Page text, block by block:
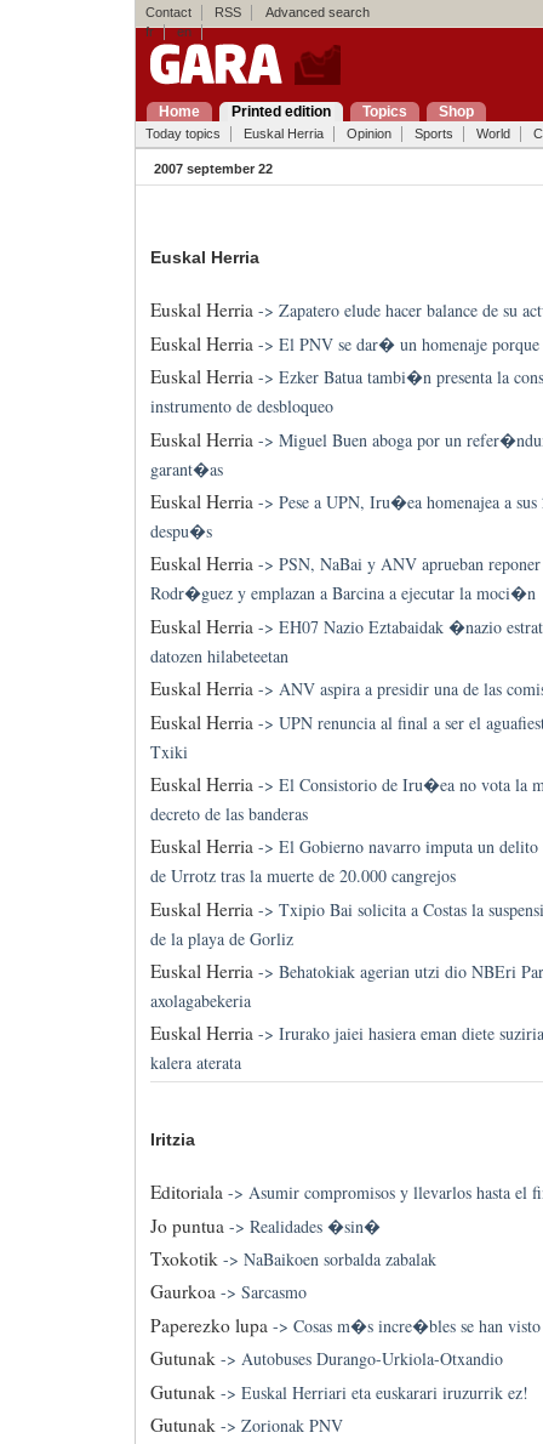
Contact RSS
Advanced search
fr
en
Home Printed edition Topics Shop
Today topics Euskal Herria Opinion Sports World
2007 september 22
Euskal Herria
Euskal Herria-> Zapatero elude hacer balance de su
Euskal Herria -> El PNV se dar� un homenaje
Euskal Herria-> Ezker Batua tambi�n presenta la
instrumento de desbloqueo
Euskal Herria -> Miguel Buen aboga por un
garant�as
Euskal Herria-> Pese a UPN, Iru�ea homenajea a
despu�s
Euskal Herria-> PSN, NaBai y ANV aprueban
Rodr�guez y emplazan a Barcina a ejecutar la moci�n
Euskal Herria -> EH07 Nazio Eztabaidak �nazio
datozen hilabeteetan
Euskal Herria-> ANV aspira a presidir una de las
Euskal Herria -> UPN renuncia al final a ser el
Txiki
Euskal Herria-> El Consistorio de Iru�ea no vota la
decreto de las banderas
Euskal Herria-> El Gobierno navarro imputa un
de Urrotz tras la muerte de 20.000 cangrejos
Euskal Herria -> Txipio Bai solicita a Costas la
de la playa de Gorliz
Euskal Herria-> Behatokiak agerian utzi dio NBEri
axolagabekeria
Euskal Herria-> Irurako jaiei hasiera eman diete
kalera aterata
Iritzia
Editoriala-> Asumir compromisos y llevarlos hasta el
Jo puntua -> Realidades �sin�
Txokotik-> NaBaikoen sorbalda zabalak
Gaurkoa-> Sarcasmo
Paperezko lupa-> Cosas m�s incre�bles se han visto
Gutunak-> Autobuses Durango-Urkiola-Otxandio
Gutunak -> Euskal Herriari eta euskarari iruzurrik ez!
Gutunak-> Zorionak PNV